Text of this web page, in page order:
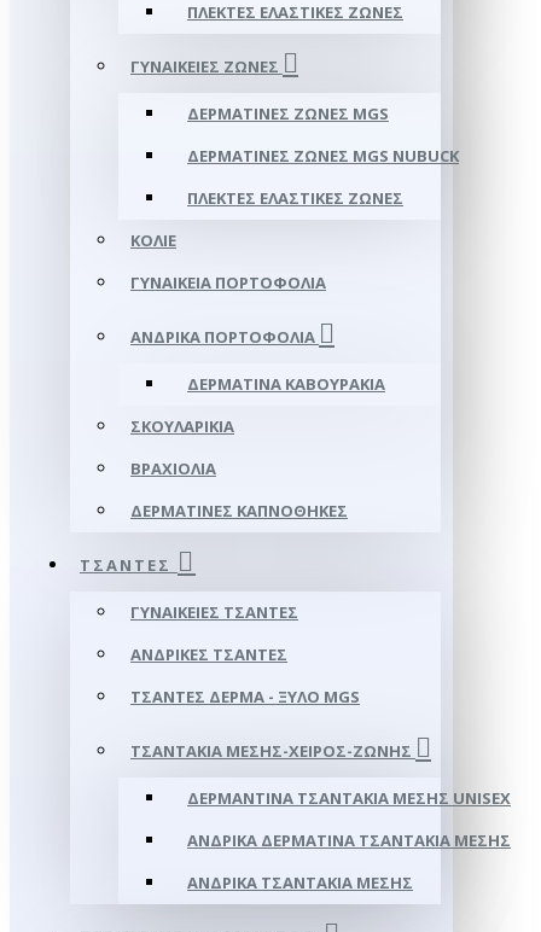
ΠΛΕΚΤΈΣ ΕΛΑΣΤΙΚΈΣ ΖΏΝΕΣ
ΓΥΝΑΙΚΕΊΕΣ ΖΏΝΕΣ
ΔΕΡΜΆΤΙΝΕΣ ΖΏΝΕΣ MGS
ΔΕΡΜΆΤΙΝΕΣ ΖΏΝΕΣ MGS NUBUCK
ΠΛΕΚΤΈΣ ΕΛΑΣΤΙΚΈΣ ΖΏΝΕΣ
ΚΟΛΙΈ
ΓΥΝΑΙΚΕΊΑ ΠΟΡΤΟΦΌΛΙΑ
ΑΝΔΡΙΚΆ ΠΟΡΤΟΦΌΛΙΑ
ΔΕΡΜΆΤΙΝΑ ΚΑΒΟΥΡΆΚΙΑ
ΣΚΟΥΛΑΡΊΚΙΑ
ΒΡΑΧΙΌΛΙΑ
ΔΕΡΜΆΤΙΝΕΣ ΚΑΠΝΟΘΉΚΕΣ
ΤΣΆΝΤΕΣ
ΓΥΝΑΙΚΕΊΕΣ ΤΣΆΝΤΕΣ
ΑΝΔΡΙΚΈΣ ΤΣΆΝΤΕΣ
ΤΣΆΝΤΕΣ ΔΈΡΜΑ - ΞΎΛΟ MGS
ΤΣΑΝΤΆΚΙΑ ΜΈΣΗΣ-ΧΕΙΡΌΣ-ΖΏΝΗΣ
ΔΕΡΜΆΝΤΙΝΑ ΤΣΑΝΤΆΚΙΑ ΜΈΣΗΣ UNISEX
ΑΝΔΡΙΚΆ ΔΕΡΜΆΤΙΝΑ ΤΣΑΝΤΆΚΙΑ ΜΈΣΗΣ
ΑΝΔΡΙΚΆ ΤΣΑΝΤΆΚΙΑ ΜΈΣΗΣ